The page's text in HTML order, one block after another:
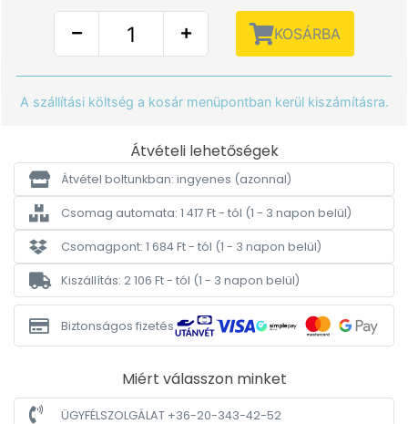
KOSÁRBA
A szállítási költség a kosár menüpontban kerül kiszámításra.
Átvételi lehetőségek
Átvétel boltunkban: ingyenes (azonnal)
Csomag automata: 1 417 Ft - tól (1 - 3 napon belül)
Csomagpont: 1 684 Ft - tól (1 - 3 napon belül)
Kiszállítás: 2 106 Ft - tól (1 - 3 napon belül)
Biztonságos fizetés
Miért válasszon minket
ÜGYFÉLSZOLGÁLAT +36-20-343-42-52